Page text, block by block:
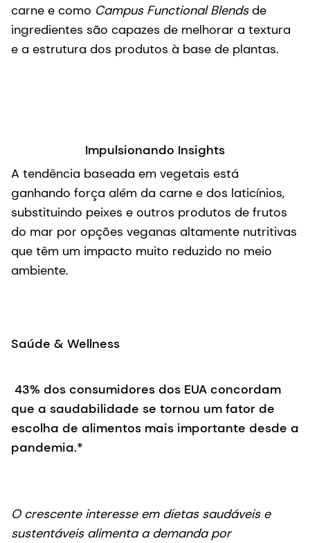
carne e como Campus Functional Blendsde
ingredientes são capazes de melhorar a textura
e a estrutura dos produtos à base de plantas.
Impulsionando Insights
A tendência baseada em vegetais está
ganhando força além da carne e dos laticínios,
substituindo peixes e outros produtos de frutos
do mar por opções veganas altamente nutritivas
que têm um impacto muito reduzido no meio
ambiente.
Saúde & Wellness
43% dos consumidores dos EUA concordam
que a saudabilidade se tornou um fator de
escolha de alimentos mais importante desde a
pandemia.*
O crescente interesse em dietas saudáveis e
sustentáveis alimenta a demanda por